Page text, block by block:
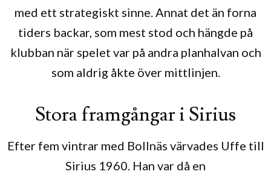
med ett strategiskt sinne. Annat det än forna
tiders backar, som mest stod och hängde på
klubban när spelet var på andra planhalvan och
som aldrig åkte över mittlinjen.
Stora framgångar i Sirius
Efter fem vintrar med Bollnäs värvades Uffe till
Sirius 1960. Han var då en